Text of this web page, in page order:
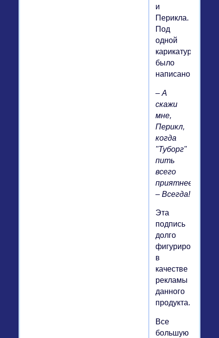
и
Перикла.
Под
одной
карикатурой
было
написано:
– А
скажи
мне,
Перикл,
когда
"Туборг"
пить
всего
приятнее?
– Всегда!
Эта
подпись
долго
фигурировала
в
качестве
рекламы
данного
продукта.
Все
большую